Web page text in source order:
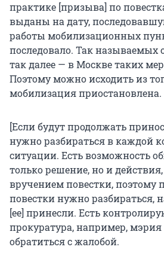
практике [призыва] по
выданы на дату,
работы мобилизационных
последовало. Так называемых
так далее — в Москве таких
Поэтому можно исходить из
мобилизация приостановлена.
[Если будут продолжать
нужно разбираться в каждой
ситуации. Есть возможность
только решение, но и
вручением повестки, поэтому
повестки нужно разбираться,
[ее] принесли. Есть
прокуратура, например,
обратиться с жалобой.